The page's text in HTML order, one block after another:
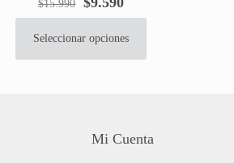
$15.990
precio
original
precio
actual
Seleccionar opciones
Este
producto
Mi Cuenta